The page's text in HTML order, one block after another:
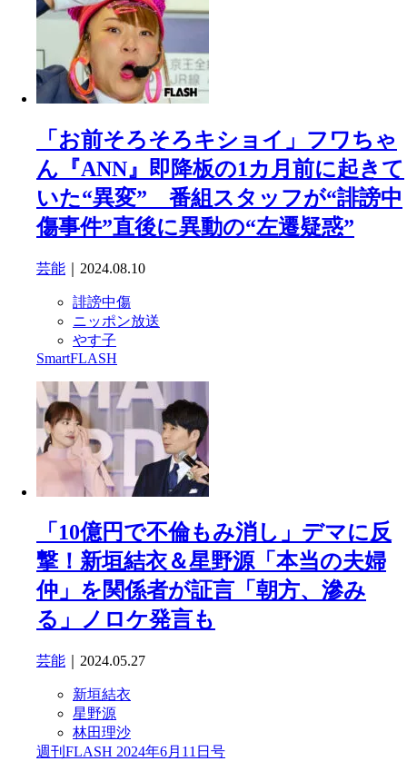
「お前そろそろキショイ」フワちゃ
ん『ANN』即降板の1カ月前に起きて
いた“異変” 番組スタッフが“誹謗中
傷事件”直後に異動の“左遷疑惑”
芸能 ｜2024.08.10
誹謗中傷
ニッポン放送
やす子
SmartFLASH
「10億円で不倫もみ消し」デマに反
撃！新垣結衣＆星野源「本当の夫婦
仲」を関係者が証言「朝方、滲み
る」ノロケ発言も
芸能 ｜2024.05.27
新垣結衣
星野源
林田理沙
週刊FLASH 2024年6月11日号